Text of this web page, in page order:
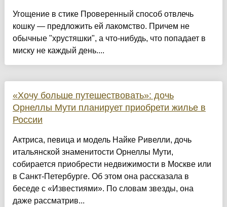
Угощение в стике Проверенный способ отвлечь
кошку — предложить ей лакомство. Причем не
обычные "хрустяшки", а что-нибудь, что попадает в
миску не каждый день....
«Хочу больше путешествовать»: дочь
Орнеллы Мути планирует приобрети жилье в
России
Актриса, певица и модель Найке Ривелли, дочь
итальянской знаменитости Орнеллы Мути,
собирается приобрести недвижимости в Москве или
в Санкт-Петербурге. Об этом она рассказала в
беседе с «Известиями». По словам звезды, она
даже рассматрив...